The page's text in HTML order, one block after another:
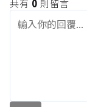
共有 0 則留言